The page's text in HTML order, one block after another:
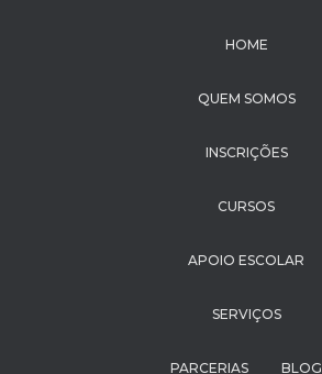
HOME
QUEM SOMOS
INSCRIÇÕES
CURSOS
APOIO ESCOLAR
SERVIÇOS
PARCERIAS BLOG